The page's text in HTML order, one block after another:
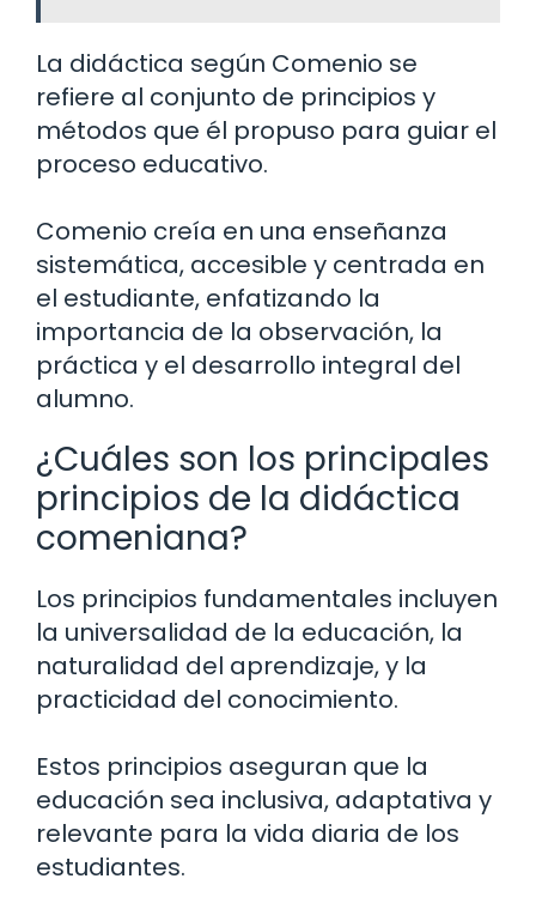
La didáctica según Comenio se
refiere al conjunto de principios y
métodos que él propuso para guiar el
proceso educativo.
Comenio creía en una enseñanza
sistemática, accesible y centrada en
el estudiante, enfatizando la
importancia de la observación, la
práctica y el desarrollo integral del
alumno.
¿Cuáles son los principales
principios de la didáctica
comeniana?
Los principios fundamentales incluyen
la universalidad de la educación, la
naturalidad del aprendizaje, y la
practicidad del conocimiento.
Estos principios aseguran que la
educación sea inclusiva, adaptativa y
relevante para la vida diaria de los
estudiantes.